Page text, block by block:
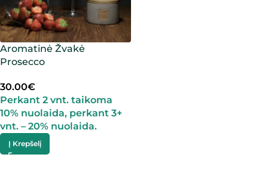
Aromatinė Žvakė
Prosecco
30.00€
Perkant 2 vnt. taikoma
10% nuolaida, perkant 3+
vnt. – 20% nuolaida.
Į Krepšelį